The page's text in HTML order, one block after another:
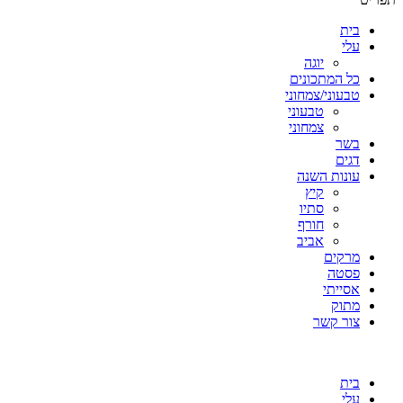
בית
עלי
יוגה
כל המתכונים
טבעוני/צמחוני
טבעוני
צמחוני
בשר
דגים
עונות השנה
קיץ
סתיו
חורף
אביב
מרקים
פסטה
אסייתי
מתוק
צור קשר
בית
עלי